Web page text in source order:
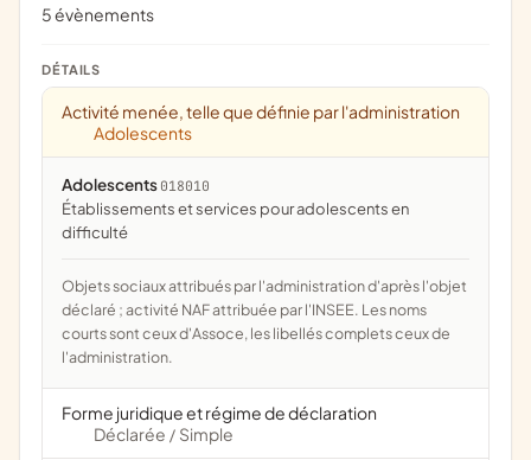
5 évènements
DÉTAILS
Activité menée, telle que définie par l'administration
Adolescents
Adolescents 018010
établissements et services pour adolescents en
difficulté
Objets sociaux attribués par l'administration d'après l'objet
déclaré ; activité NAF attribuée par l'INSEE. Les noms
courts sont ceux d'Assoce, les libellés complets ceux de
l'administration.
Forme juridique et régime de déclaration
Déclarée / Simple